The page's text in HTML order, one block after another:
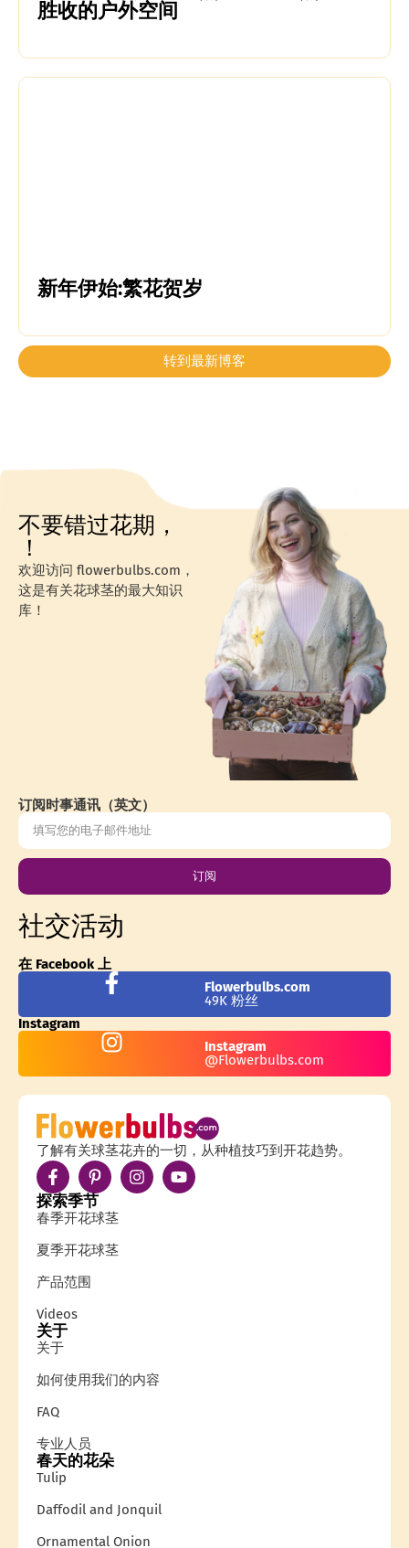
胜收的户外空间
新年伊始:繁花贺岁
转到最新博客
不要错过花期，
！
欢迎访问 flowerbulbs.com，
这是有关花球茎的最大知识
库！
订阅时事通讯（英文）
订阅
社交活动
在 Facebook 上
Flowerbulbs.com
49K 粉丝
Instagram
Instagram
@Flowerbulbs.com
了解有关球茎花卉的一切，从种植技巧到开花趋势。
探索季节
春季开花球茎
夏季开花球茎
产品范围
Videos
关于
关于
如何使用我们的内容
FAQ
专业人员
春天的花朵
Tulip
Daffodil and Jonquil
Ornamental Onion